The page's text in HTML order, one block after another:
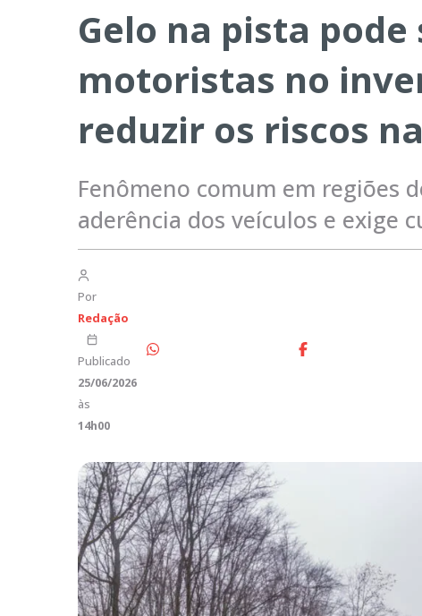
Gelo na pista
motoristas no
reduzir os riscos
Fenômeno comum em regiões
aderência dos veículos e exige
Por
Redação
Publicado
25/06/2026
às
14h00